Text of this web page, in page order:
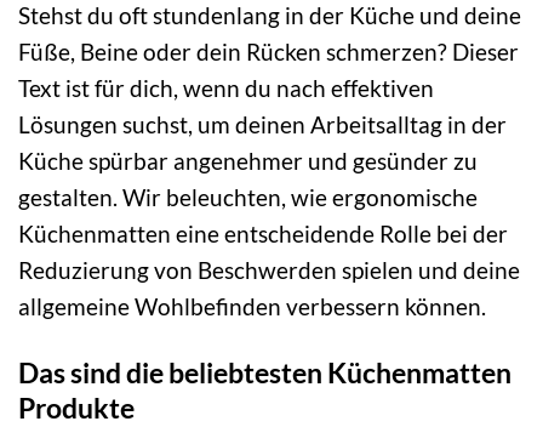
Stehst du oft stundenlang in der Küche und deine
Füße, Beine oder dein Rücken schmerzen? Dieser
Text ist für dich, wenn du nach effektiven
Lösungen suchst, um deinen Arbeitsalltag in der
Küche spürbar angenehmer und gesünder zu
gestalten. Wir beleuchten, wie ergonomische
Küchenmatten eine entscheidende Rolle bei der
Reduzierung von Beschwerden spielen und deine
allgemeine Wohlbefinden verbessern können.
Das sind die beliebtesten Küchenmatten
Produkte